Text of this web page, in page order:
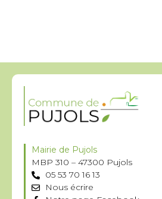
Mairie de Pujols
MBP 310 – 47300 Pujols
05 53 70 16 13
Nous écrire